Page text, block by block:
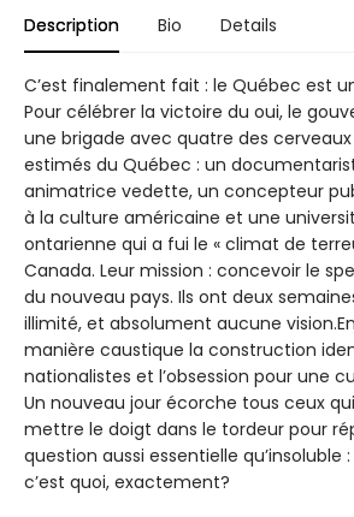
Description Bio Details
C’est finalement fait : le Québec est
Pour célébrer la victoire du oui, le
une brigade avec quatre des
estimés du Québec : un
animatrice vedette, un concepteur
à la culture américaine et une
ontarienne qui a fui le « climat de
Canada. Leur mission : concevoir le
du nouveau pays. Ils ont deux
illimité, et absolument aucune
manière caustique la construction
nationalistes et l’obsession pour une
Un nouveau jour écorche tous ceux
mettre le doigt dans le tordeur pour
question aussi essentielle qu’insoluble
c’est quoi, exactement?